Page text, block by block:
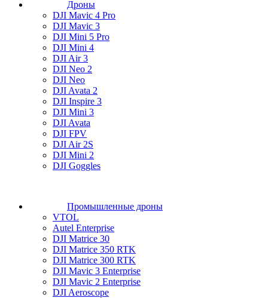
Дроны
DJI Mavic 4 Pro
DJI Mavic 3
DJI Mini 5 Pro
DJI Mini 4
DJI Air 3
DJI Neo 2
DJI Neo
DJI Avata 2
DJI Inspire 3
DJI Mini 3
DJI Avata
DJI FPV
DJI Air 2S
DJI Mini 2
DJI Goggles
Промышленные дроны
VTOL
Autel Enterprise
DJI Matrice 30
DJI Matrice 350 RTK
DJI Matrice 300 RTK
DJI Mavic 3 Enterprise
DJI Mavic 2 Enterprise
DJI Aeroscope